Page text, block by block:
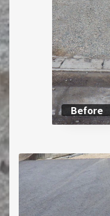
Before